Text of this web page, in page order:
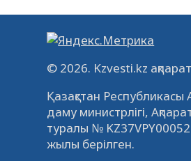
© 2026. Kzvesti.kz
Қазақстан Республикасы
даму министрлігі,
туралы №
жылы берілген.